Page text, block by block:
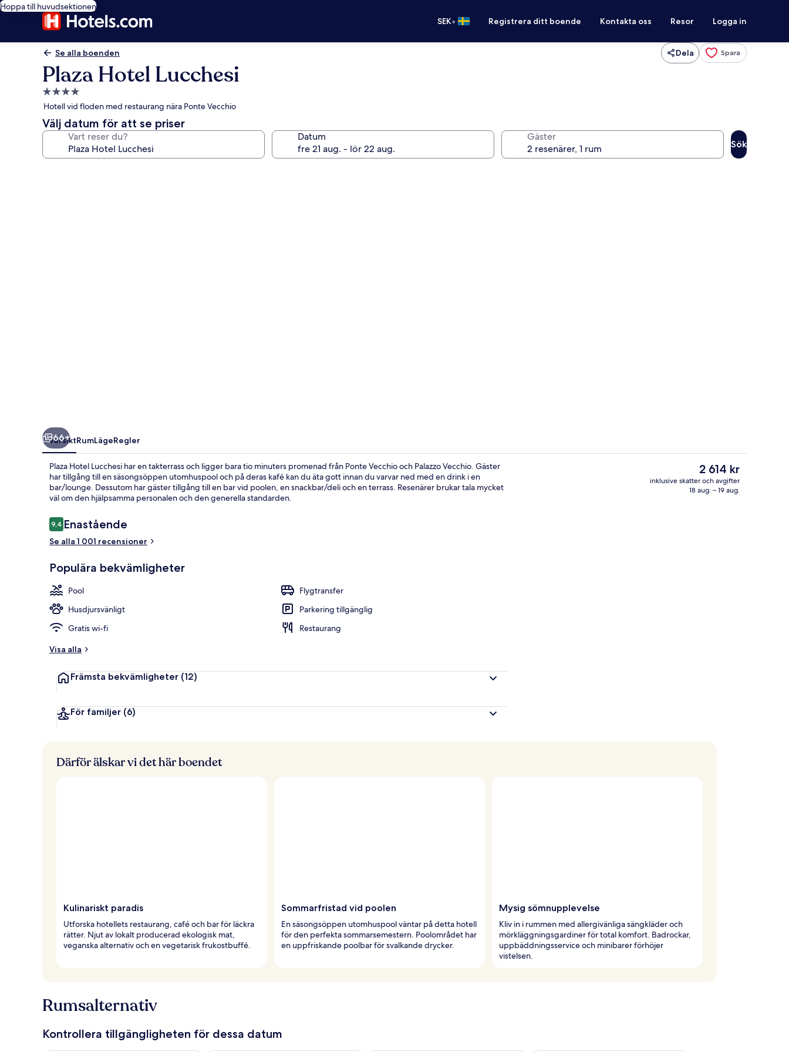
Hoppa till huvudsektionen
SEK• Registrera ditt boende Kontakta oss Resor Logga in
Se alla boenden Dela Spara
Plaza Hotel Lucchesi
4.0-
stjärnigt
boende
Hotell vid floden med restaurang nära Ponte Vecchio
Välj datum för att se priser
Vart reser du? Datum Gäster
Sök
Deluxe-rum - balkong |
66+
ÖversiktRumLägeRegler
Plaza Hotel Lucchesi har en takterrass och ligger bara tio minuters promenad från Ponte Vecchio och Palazzo Vecchio. Gäster
har tillgång till en säsongsöppen utomhuspool och på deras kafé kan du äta gott innan du varvar ned med en drink i en
bar/lounge. Dessutom har gäster tillgång till en bar vid poolen, en snackbar/deli och en terrass. Resenärer brukar tala mycket
väl om den hjälpsamma personalen och den generella standarden.
Recensioner
9,49,4 av 10,
Enastående
Se alla 1 001 recensioner
Populära bekvämligheter
Pool
Flygtransfer
Husdjursvänligt
Parkering tillgänglig
Gratis wi-fi
Restaurang
Visa alla
Främsta bekvämligheter (12)
För familjer (6)
Det
nuvarande
priset
2 614 kr
inklusive skatter och avgifter
18 aug. – 19 aug.
Därför älskar vi det här boendet
Kulinariskt paradis
Utforska hotellets restaurang, café och bar för läckra
rätter. Njut av lokalt producerad ekologisk mat,
veganska alternativ och en vegetarisk frukostbuffé.
Sommarfristad vid poolen
En säsongsöppen utomhuspool väntar på detta hotell
för den perfekta sommarsemestern. Poolområdet har
en uppfriskande poolbar för svalkande drycker.
Mysig sömnupplevelse
Kliv in i rummen med allergivänliga sängkläder och
mörkläggningsgardiner för total komfort. Badrockar,
uppbäddningsservice och minibarer förhöjer
vistelsen.
Rumsalternativ
Kontrollera tillgängligheten för dessa datum